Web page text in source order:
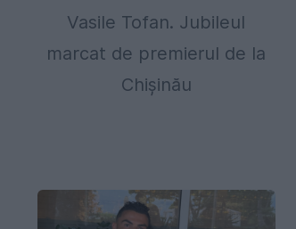
Vasile Tofan. Jubileul
marcat de premierul de la
Chişinău